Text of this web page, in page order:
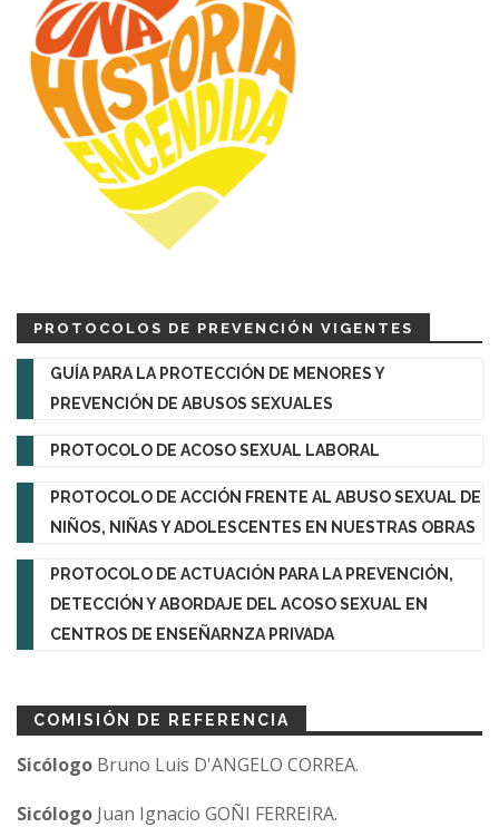
PROTOCOLOS DE PREVENCIÓN VIGENTES
GUÍA PARA LA PROTECCIÓN DE MENORES Y
PREVENCIÓN DE ABUSOS SEXUALES
PROTOCOLO DE ACOSO SEXUAL LABORAL
PROTOCOLO DE ACCIÓN FRENTE AL ABUSO SEXUAL DE
NIÑOS, NIÑAS Y ADOLESCENTES EN NUESTRAS OBRAS
PROTOCOLO DE ACTUACIÓN PARA LA PREVENCIÓN,
DETECCIÓN Y ABORDAJE DEL ACOSO SEXUAL EN
CENTROS DE ENSEÑARNZA PRIVADA
COMISIÓN DE REFERENCIA
Sicólogo Bruno Luis D'ANGELO CORREA.
Sicólogo Juan Ignacio GOÑI FERREIRA.